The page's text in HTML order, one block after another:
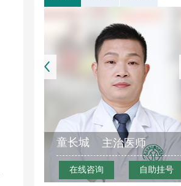
童长城 主治医师
在线咨询 自助挂号